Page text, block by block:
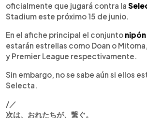
oficialmente que jugará contra la
Stadium este próximo 15 de junio.
En el afiche principal el conjunto nipón
estarán estrellas como Doan o
y Premier League respectivamente.
Sin embargo, no se sabe aún si ellos
Selecta.
/／
次は、おれたちが、繋ぐ。